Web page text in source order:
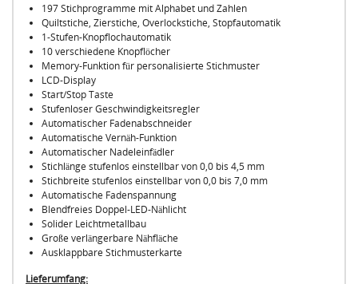
197 Stichprogramme mit Alphabet und Zahlen
Quiltstiche, Zierstiche, Overlockstiche, Stopfautomatik
1-Stufen-Knopflochautomatik
10 verschiedene Knopflöcher
Memory-Funktion für personalisierte Stichmuster
LCD-Display
Start/Stop Taste
Stufenloser Geschwindigkeitsregler
Automatischer Fadenabschneider
Automatische Vernäh-Funktion
Automatischer Nadeleinfädler
Stichlänge stufenlos einstellbar von 0,0 bis 4,5 mm
Stichbreite stufenlos einstellbar von 0,0 bis 7,0 mm
Automatische Fadenspannung
Blendfreies Doppel-LED-Nählicht
Solider Leichtmetallbau
Große verlängerbare Nähfläche
Ausklappbare Stichmusterkarte
Lieferumfang: